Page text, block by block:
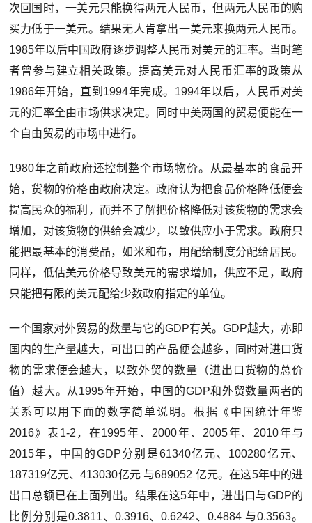
次回国时，一美元只能换得两元人民币，但两元人民币的购
买力低于一美元。结果无人肯拿出一美元来换两元人民币。
1985年以后中国政府逐步调整人民币对美元的汇率。当时笔
者曾参与建立相关政策。提高美元对人民币汇率的政策从
1986年开始，直到1994年完成。1994年以后，人民币对美
元的汇率全由市场供求决定。同时中美两国的贸易便能在一
个自由贸易的市场中进行。
1980年之前政府还控制整个市场物价。从最基本的食品开
始，货物的价格由政府决定。政府认为把食品价格降低便会
提高民众的福利，而并不了解把价格降低对该货物的需求会
增加，对该货物的供给会减少，以致供应小于需求。政府只
能把最基本的消费品，如米和布，用配给制度分配给居民。
同样，低估美元价格导致美元的需求增加，供应不足，政府
只能把有限的美元配给少数政府指定的单位。
一个国家对外贸易的数量与它的GDP有关。GDP越大，亦即
国内的生产量越大，可出口的产品便会越多，同时对进口货
物的需求便会越大，以致外贸的数量（进出口货物的总价
值）越大。从1995年开始，中国的GDP和外贸数量两者的
关系可以用下面的数字简单说明。根据《中国统计年鉴
2016》表1-2，在1995年、2000年、2005年、2010年与
2015年，中国的GDP分别是61340亿元、100280亿元、
187319亿元、413030亿元 与689052 亿元。在这5年中的进
出口总额已在上面列出。结果在这5年中，进出口与GDP的
比例分别是0.3811、0.3916、0.6242、0.4884 与0.3563。